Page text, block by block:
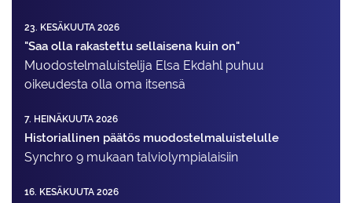
23. KESÄKUUTA 2026
"Saa olla rakastettu sellaisena kuin on"
Muodostelma­luistelija Elsa Ekdahl puhuu
oikeudesta olla oma itsensä
7. HEINÄKUUTA 2026
Historiallinen päätös muodostelmaluistelulle
Synchro 9 mukaan talviolympialaisiin
16. KESÄKUUTA 2026